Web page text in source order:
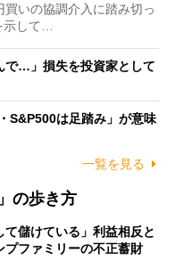
いの協調介入に踏み切っ
して…
で…」損失を投資家として
S&P500は足踏み」が意味
一覧を見る
の歩き方
て儲けている」利益相反と
プファミリーの不正蓄財